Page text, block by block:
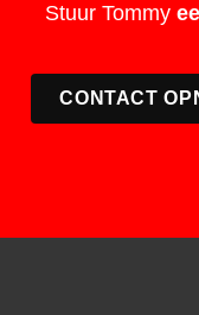
Stuur Tommy
CONTACT